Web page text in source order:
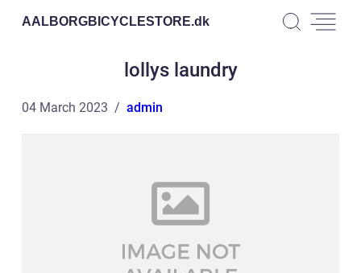
AALBORGBICYCLESTORE.dk
lollys laundry
04 March 2023 admin